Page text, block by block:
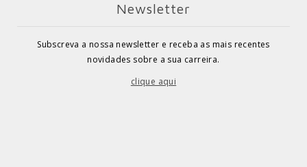
Newsletter
Subscreva a nossa newsletter e receba as mais recentes
novidades sobre a sua carreira.
clique aqui